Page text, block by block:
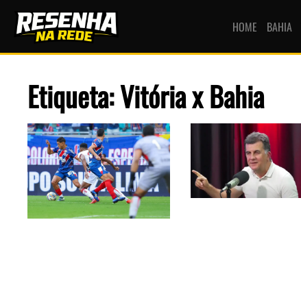
HOME BAHIA
Etiqueta: Vitória x Bahia